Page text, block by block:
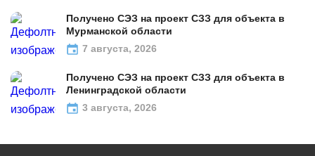
Получено СЭЗ на проект СЗЗ для объекта в
Мурманской области
7 августа, 2026
Получено СЭЗ на проект СЗЗ для объекта в
Ленинградской области
3 августа, 2026